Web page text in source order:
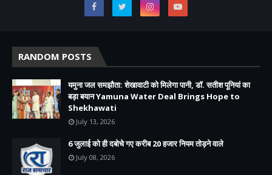
RANDOM POSTS
यमुना जल समझौता: शेखावाटी को मिलेगा पानी, डॉ. सतीश पूनियां का
बड़ा बयान Yamuna Water Deal Brings Hope to
Shekhawati
July 13, 2026
6 जुलाई को ही दबोचे गए करीब 20 हजार नियम तोड़ने वाले
July 08, 2026